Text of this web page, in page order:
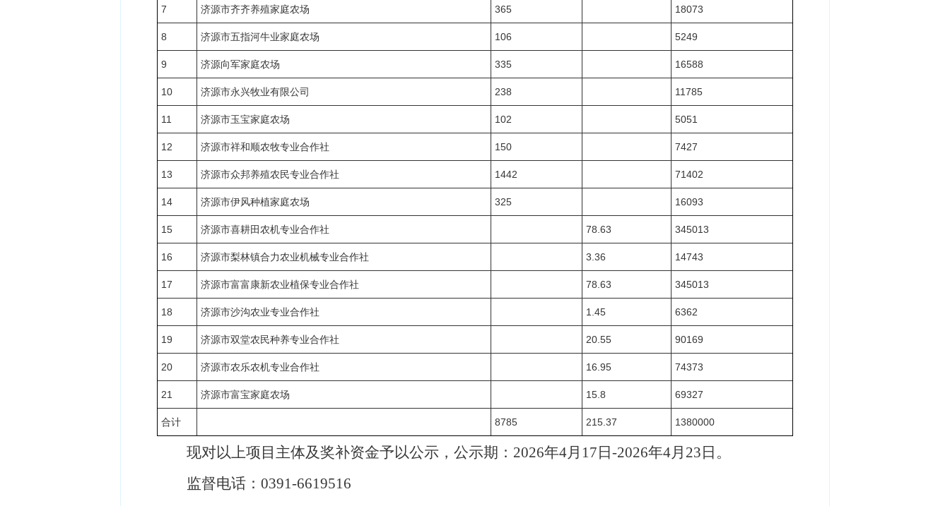
7 济源市齐齐养殖家庭农场 365 18073
8 济源市五指河牛业家庭农场 106 5249
9 济源向军家庭农场 335 16588
10 济源市永兴牧业有限公司 238 11785
11 济源市玉宝家庭农场 102 5051
12 济源市祥和顺农牧专业合作社 150 7427
13 济源市众邦养殖农民专业合作社 1442 71402
14 济源市伊风种植家庭农场 325 16093
15 济源市喜耕田农机专业合作社 78.63 345013
16 济源市梨林镇合力农业机械专业合作社 3.36 14743
17 济源市富富康新农业植保专业合作社 78.63 345013
18 济源市沙沟农业专业合作社 1.45 6362
19 济源市双堂农民种养专业合作社 20.55 90169
20 济源市农乐农机专业合作社 16.95 74373
21 济源市富宝家庭农场 15.8 69327
合计 8785 215.37 1380000
现对以上项目主体及奖补资金予以公示，公示期： 2026年4月17日-2026年4月23日。
监督电话： 0391-6619516